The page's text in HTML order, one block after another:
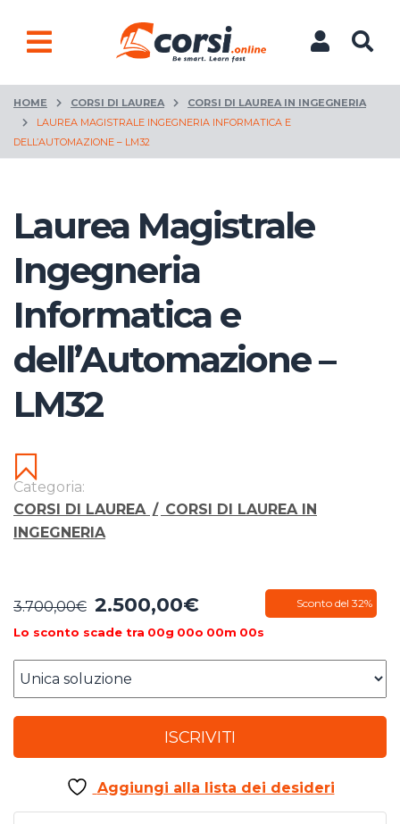
HOME CORSI DI LAUREA
CORSI DI LAUREA IN INGEGNERIA
LAUREA MAGISTRALE INGEGNERIA INFORMATICA E
DELL’AUTOMAZIONE – LM32
Laurea Magistrale
Ingegneria
Informatica e
dell’Automazione –
LM32
Categoria:
CORSI DI LAUREA / CORSI DI LAUREA IN
INGEGNERIA
3.700,00€ Il
prezzo
era:
3.700,00€.
2.500,00€Il
è:
Sconto del 32%
Lo sconto scade tra 00g 00o 00m 00s
ISCRIVITI
Aggiungi alla lista dei desideri